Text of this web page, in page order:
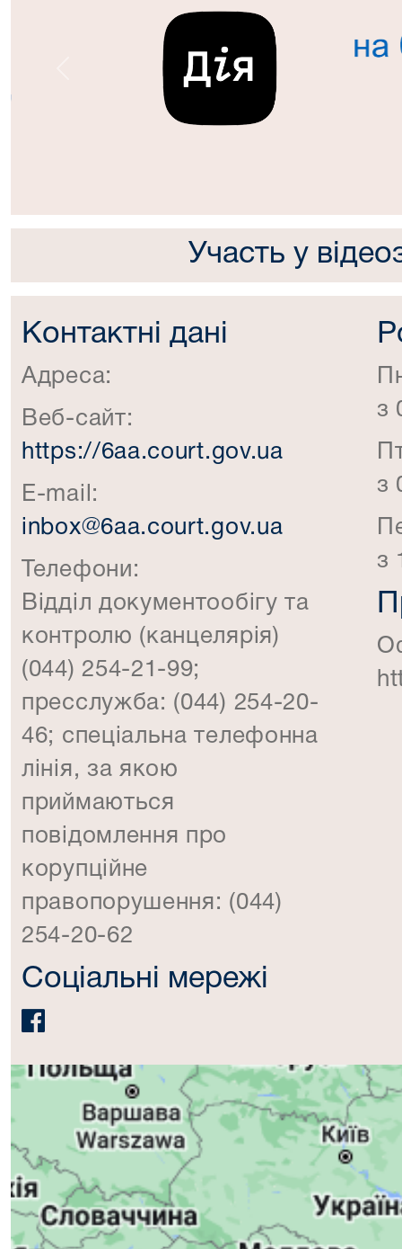
Попередній
Участь у
Контактні дані
Адреса:
Веб-сайт:
https://6aa.court.gov.ua
E-mail:
inbox@6aa.court.gov.ua
Телефони:
Відділ документообігу та
контролю (канцелярія)
(044) 254-21-99;
пресслужба: (044) 254-20-
46; спеціальна телефонна
лінія, за якою
приймаються
повідомлення про
корупційне
правопорушення: (044)
254-20-62
Соціальні мережі
з
з
з